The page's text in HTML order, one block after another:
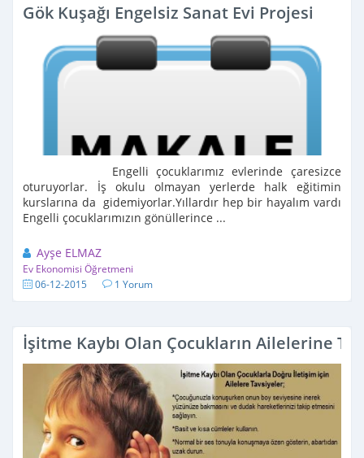
Gök Kuşağı Engelsiz Sanat Evi Projesi
Engelli çocuklarımız evlerinde çaresizce
oturuyorlar. İş okulu olmayan yerlerde halk eğitimin
kurslarına da gidemiyorlar.Yıllardır hep bir hayalım vardı
Engelli çocuklarımızın gönüllerince ...
Ayşe ELMAZ
Ev Ekonomisi Öğretmeni
06-12-2015 1 Yorum
İşitme Kaybı Olan Çocukların Ailelerine